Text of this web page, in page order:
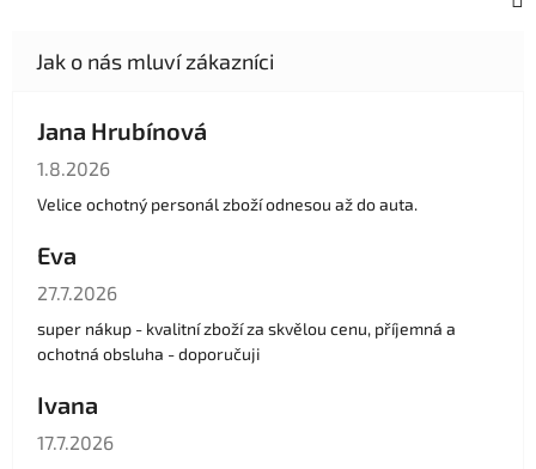
Jana Hrubínová
Hodnocení obchodu je 5 z 5 hvězdiček.
1.8.2026
Velice ochotný personál zboží odnesou až do auta.
Eva
Hodnocení obchodu je 5 z 5 hvězdiček.
27.7.2026
super nákup - kvalitní zboží za skvělou cenu, příjemná a
ochotná obsluha - doporučuji
Ivana
Hodnocení obchodu je 5 z 5 hvězdiček.
17.7.2026